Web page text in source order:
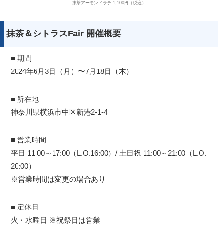
抹茶アーモンドラテ 1,100円（税込）
抹茶＆シトラスFair 開催概要
■ 期間
2024年6月3日（月）〜7月18日（木）
■ 所在地
神奈川県横浜市中区新港2-1-4
■ 営業時間
平日 11:00～17:00（L.O.16:00）/ 土日祝 11:00～21:00（L.O.
20:00）
※営業時間は変更の場合あり
■ 定休日
火・水曜日 ※祝祭日は営業